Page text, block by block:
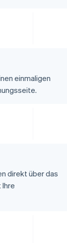
einmaligen
direkt über das